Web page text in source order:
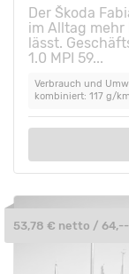
Der Škoda
im Alltag mehr
lässt.
1.0 MPI 59...
Verbrauch und
kombiniert: 117 g/
53,78 € netto /